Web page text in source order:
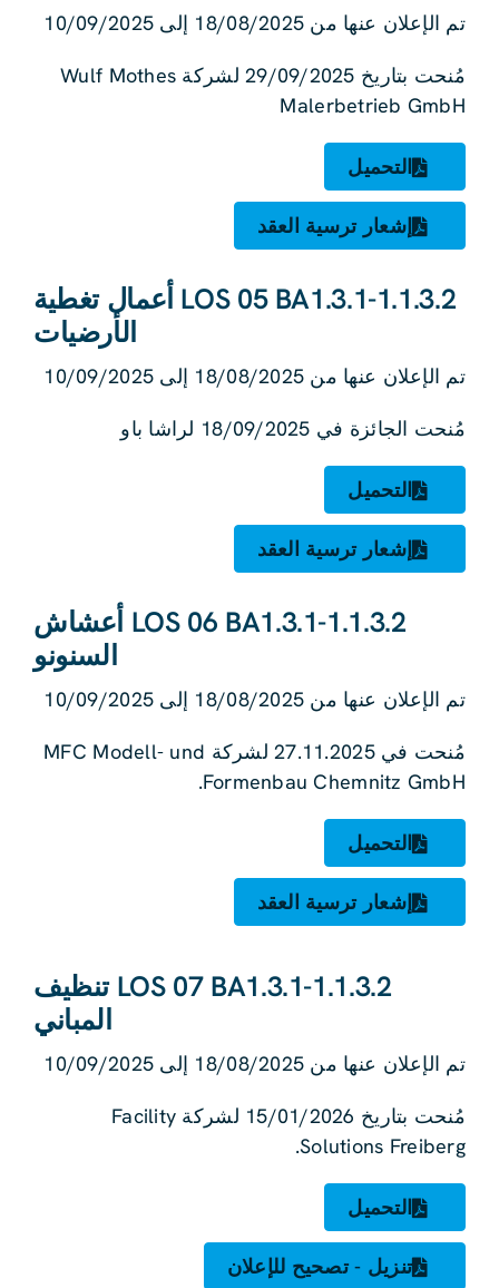
تم الإعلان عنها من 18/08/2025 إلى 10/09/2025
مُنحت بتاريخ 29/09/2025 لشركة Wulf Mothes
Malerbetrieb GmbH
التحميل
إشعار ترسية العقد
LOS 05 BA1.3.1-1.1.3.2 أعمال تغطية
الأرضيات
تم الإعلان عنها من 18/08/2025 إلى 10/09/2025
مُنحت الجائزة في 18/09/2025 لراشا باو
التحميل
إشعار ترسية العقد
LOS 06 BA1.3.1-1.1.3.2 أعشاش
السنونو
تم الإعلان عنها من 18/08/2025 إلى 10/09/2025
مُنحت في 27.11.2025 لشركة MFC Modell- und
Formenbau Chemnitz GmbH.
التحميل
إشعار ترسية العقد
LOS 07 BA1.3.1-1.1.3.2 تنظيف
المباني
تم الإعلان عنها من 18/08/2025 إلى 10/09/2025
مُنحت بتاريخ 15/01/2026 لشركة Facility
Solutions Freiberg.
التحميل
تنزيل - تصحيح للإعلان